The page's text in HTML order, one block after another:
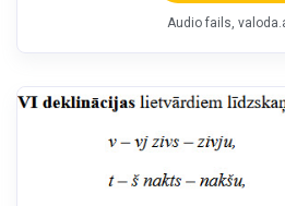
Audio fails